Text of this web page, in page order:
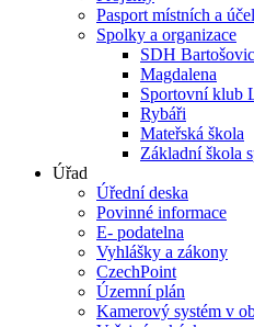
Pasport místních a
Spolky a organizace
SDH
Magdalena
Sportovní klub
Rybáři
Mateřská škola
Základní škola
Úřad
Úřední deska
Povinné informace
E- podatelna
Vyhlášky a zákony
CzechPoint
Územní plán
Kamerový systém v